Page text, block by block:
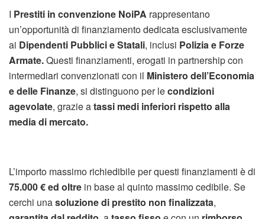
I Prestiti in convenzione NoiPA rappresentano
un’opportunità di finanziamento dedicata esclusivamente
ai Dipendenti Pubblici e Statali, inclusi Polizia e Forze
Armate.Questi finanziamenti, erogati in partnership con
intermediari convenzionati con il Ministero dell’Economia
e delle Finanze, si distinguono per lecondizioni
agevolate, grazie atassi medi inferiori rispetto alla
media di mercato.
L’importo massimo richiedibile per questi finanziamenti è di
75.000 € ed oltre in base al quinto massimo cedibile. Se
cerchi unasoluzione di prestito non finalizzata,